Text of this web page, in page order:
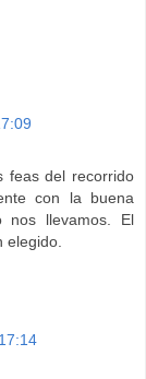
feas del recorrido
con la buena
nos llevamos. El
elegido.